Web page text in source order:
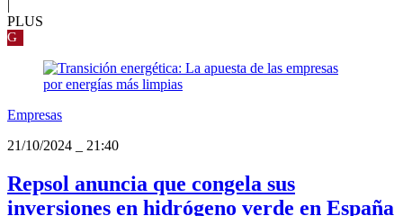
|
PLUS
G
Empresas
21/10/2024
21:40
Repsol anuncia que congela sus
inversiones en hidrógeno verde en España